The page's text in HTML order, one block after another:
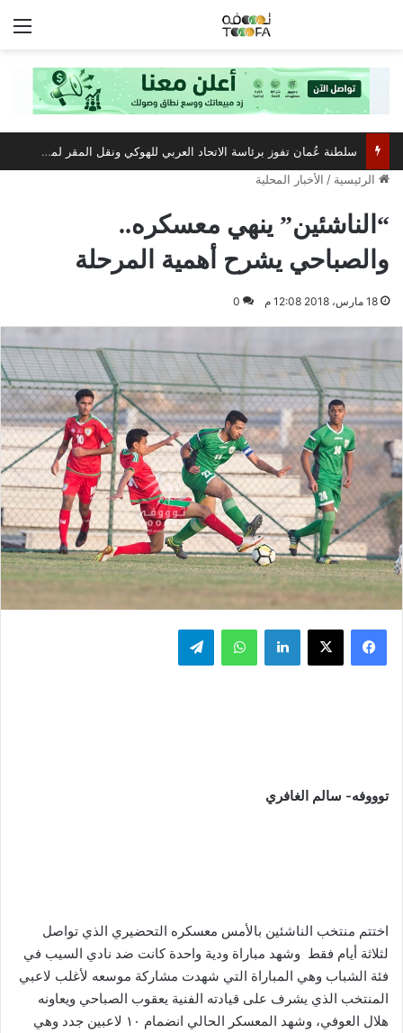
الرئيسية / الأخبار المحلية
“الناشئين” ينهي معسكره..
والصباحي يشرح أهمية المرحلة
18 مارس، 2018 12:08 م 0
فيسبوك ‫X لينكدإن واتساب تيلقرام
توووفه- سالم الغافري
اختتم منتخب الناشئين بالأمس معسكره التحضيري الذي تواصل
لثلاثة أيام فقط وشهد مباراة ودية واحدة كانت ضد نادي السيب في
فئة الشباب وهي المباراة التي شهدت مشاركة موسعه لأغلب لاعبي
المنتخب الذي يشرف على قيادته الفنية يعقوب الصباحي ويعاونه
هلال العوفي، وشهد المعسكر الحالي انضمام ١٠ لاعبين جدد وهي